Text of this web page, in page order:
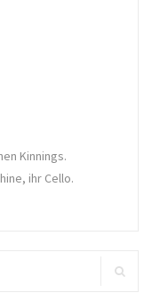
Kinnings.
ihr Cello.